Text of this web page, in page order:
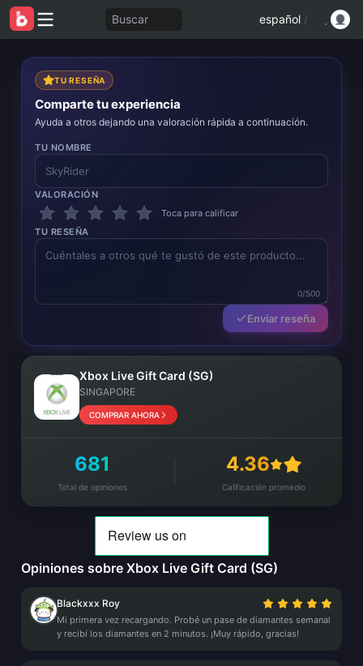
Buscar español /
TU RESEÑA
Comparte tu experiencia
Ayuda a otros dejando una valoración rápida a continuación.
TU NOMBRE
VALORACIÓN
Toca para calificar
TU RESEÑA
0/500
Enviar reseña
Xbox Live Gift Card (SG)
SINGAPORE
COMPRAR AHORA
681
Total de opiniones
4.36
Calificación promedio
Opiniones sobre Xbox Live Gift Card (SG)
Blackxxx Roy
Mi primera vez recargando. Probé un pase de diamantes semanal
y recibí los diamantes en 2 minutos. ¡Muy rápido, gracias!